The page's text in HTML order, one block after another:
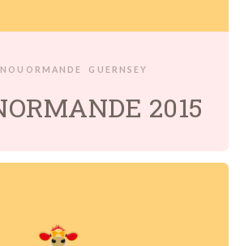
GUERNSEY
2015